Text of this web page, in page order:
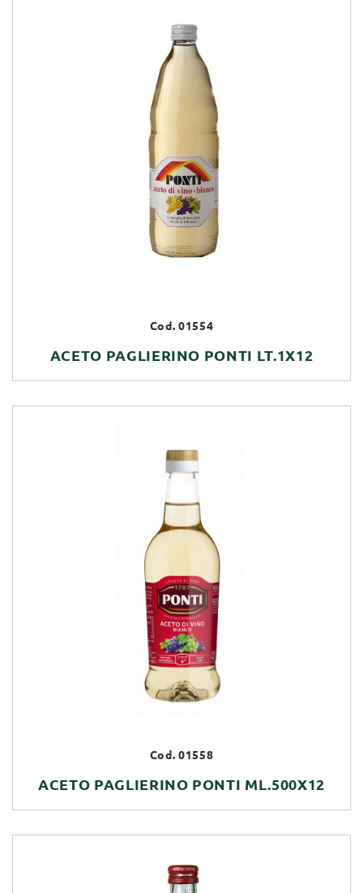
Cod. 01554
ACETO PAGLIERINO PONTI LT.1X12
Cod. 01558
ACETO PAGLIERINO PONTI ML.500X12